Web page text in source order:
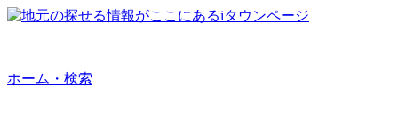
ホーム・検索